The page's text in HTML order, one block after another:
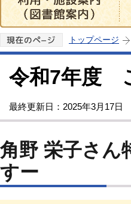
トップページ
令和7年度
最終更新日：2025年3月17日
角野 栄子さん
すー